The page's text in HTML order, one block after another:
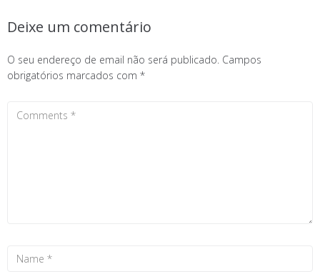
Deixe um comentário
O seu endereço de email não será publicado. Campos
obrigatórios marcados com *